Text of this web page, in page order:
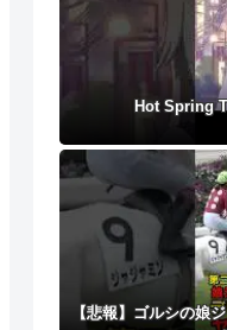
Hot Spring
【悲報】ゴルシの娘